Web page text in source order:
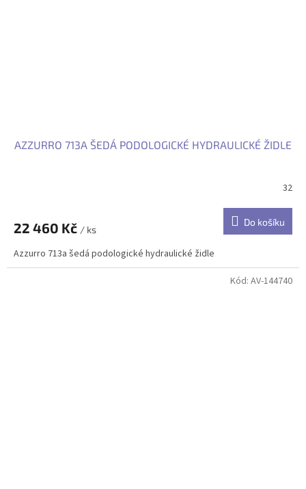
AZZURRO 713A ŠEDÁ PODOLOGICKÉ HYDRAULICKÉ ŽIDLE
32
22 460 Kč / ks
Do košíku
Azzurro 713a šedá podologické hydraulické židle
Kód: AV-144740